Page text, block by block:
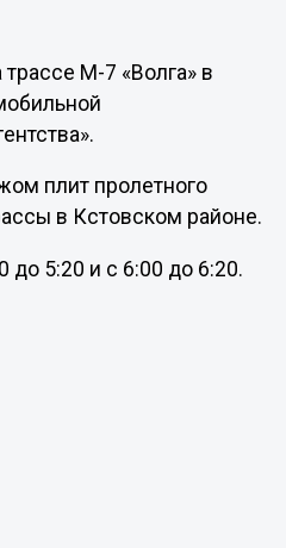
М-7 «Волга» в
плит пролетного
в Кстовском районе.
до 5:20 и с 6:00 до 6:20.